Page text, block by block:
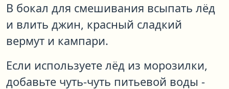
В бокал для смешивания всыпать лёд
и влить джин, красный сладкий
вермут и кампари.
Если используете лёд из морозилки,
добавьте чуть-чуть питьевой воды -